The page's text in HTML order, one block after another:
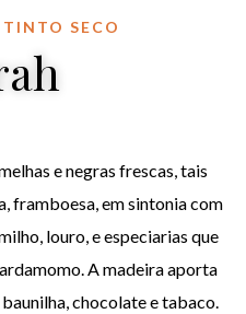
SECO
e negras frescas, tais
framboesa, em sintonia com
louro, e especiarias que
A madeira aporta
chocolate e tabaco.